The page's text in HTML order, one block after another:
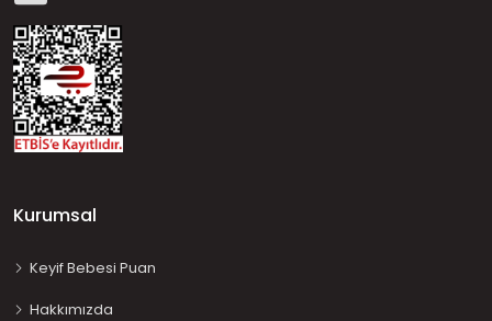
Kurumsal
Keyif Bebesi Puan
Hakkımızda